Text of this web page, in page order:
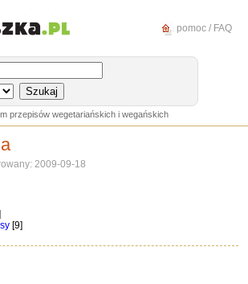
pomoc / FAQ
przepisów wegetariańskich i wegańskich
2009-09-18
[9]